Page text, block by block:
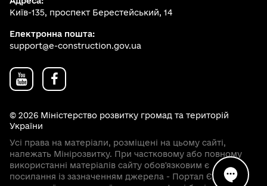
Київ-135, проспект Берестейський, 14
Електронна пошта:
support@e-construction.gov.ua
© 2026 Міністерство розвитку громад та територій
України
Усі права на матеріали, розміщені на цьому сайті,
належать Мінірозвитку. При частковому або повному
використанні матеріалів сайту обовʼязковим є
посилання із зазначенням джерела - Портал Єдиної